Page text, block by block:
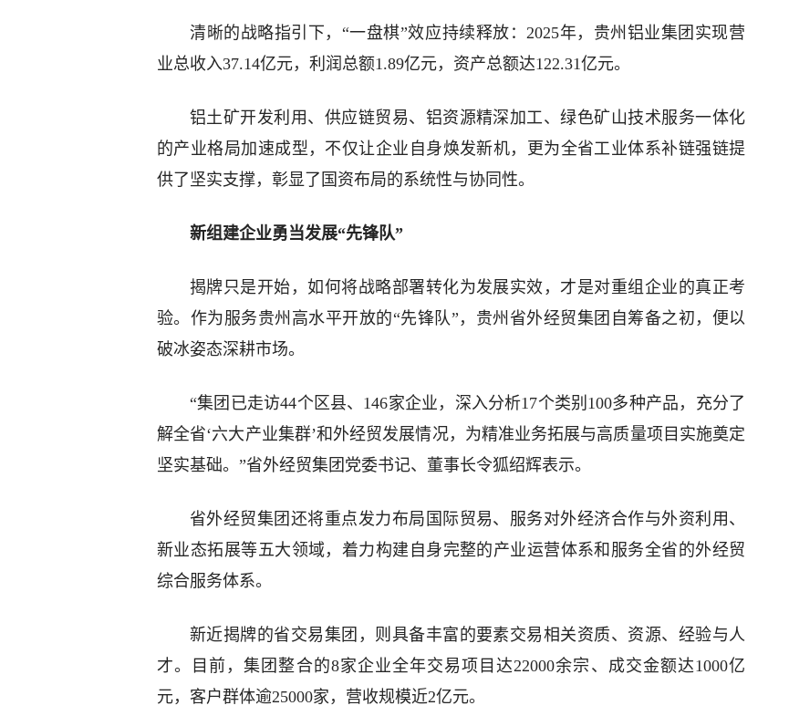
清晰的战略指引下，“一盘棋”效应持续释放：2025年，贵州铝业集团实现营
业总收入37.14亿元，利润总额1.89亿元，资产总额达122.31亿元。
铝土矿开发利用、供应链贸易、铝资源精深加工、绿色矿山技术服务一体化
的产业格局加速成型，不仅让企业自身焕发新机，更为全省工业体系补链强链提
供了坚实支撑，彰显了国资布局的系统性与协同性。
新组建企业勇当发展“先锋队”
揭牌只是开始，如何将战略部署转化为发展实效，才是对重组企业的真正考
验。作为服务贵州高水平开放的“先锋队”，贵州省外经贸集团自筹备之初，便以
破冰姿态深耕市场。
“集团已走访44个区县、146家企业，深入分析17个类别100多种产品，充分了
解全省‘六大产业集群’和外经贸发展情况，为精准业务拓展与高质量项目实施奠定
坚实基础。”省外经贸集团党委书记、董事长令狐绍辉表示。
省外经贸集团还将重点发力布局国际贸易、服务对外经济合作与外资利用、
新业态拓展等五大领域，着力构建自身完整的产业运营体系和服务全省的外经贸
综合服务体系。
新近揭牌的省交易集团，则具备丰富的要素交易相关资质、资源、经验与人
才。目前，集团整合的8家企业全年交易项目达22000余宗、成交金额达1000亿
元，客户群体逾25000家，营收规模近2亿元。